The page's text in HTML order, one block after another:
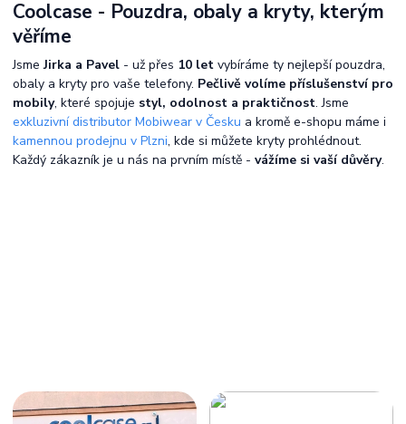
Coolcase - Pouzdra, obaly a kryty, kterým
věříme
JsmeJirka a Pavel - už přes 10 let vybíráme ty nejlepší pouzdra,
obaly a kryty pro vaše telefony. Pečlivě volíme příslušenství pro
mobily, které spojuje styl, odolnost a praktičnost. Jsme
exkluzivní distributor Mobiwear v Česku a kromě e-shopu máme i
kamennou prodejnu v Plzni, kde si můžete kryty prohlédnout.
Každý zákazník je u nás na prvním místě - vážíme si vaší důvěry.